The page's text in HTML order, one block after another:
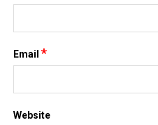
Email*
Website